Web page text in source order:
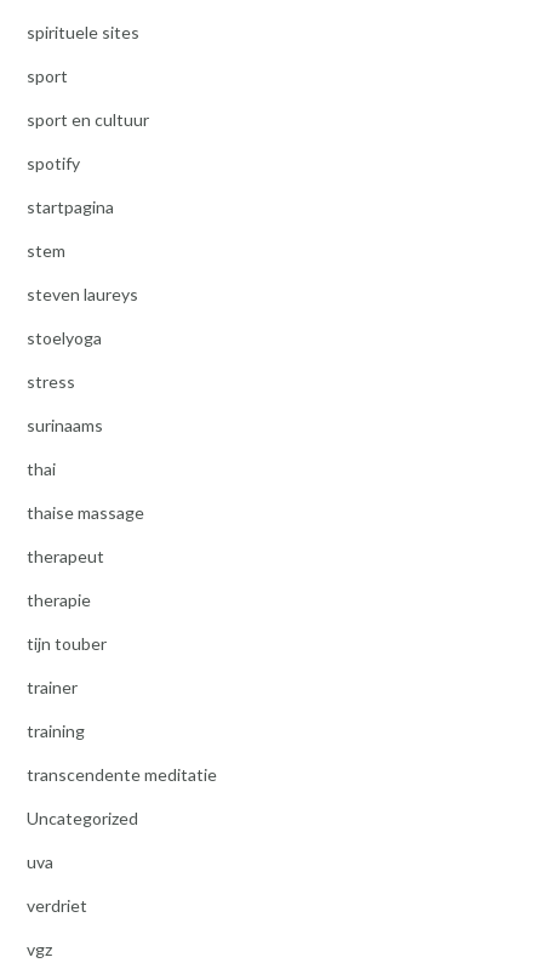
spirituele sites
sport
sport en cultuur
spotify
startpagina
stem
steven laureys
stoelyoga
stress
surinaams
thai
thaise massage
therapeut
therapie
tijn touber
trainer
training
transcendente meditatie
Uncategorized
uva
verdriet
vgz